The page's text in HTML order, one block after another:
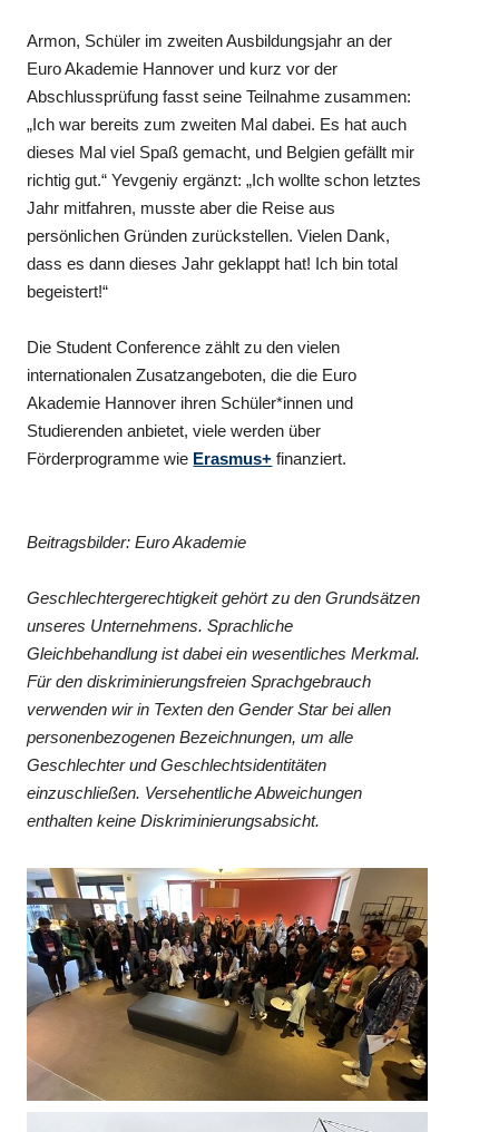
Armon, Schüler im zweiten Ausbildungsjahr an der
Euro Akademie Hannover und kurz vor der
Abschlussprüfung fasst seine Teilnahme zusammen:
„Ich war bereits zum zweiten Mal dabei. Es hat auch
dieses Mal viel Spaß gemacht, und Belgien gefällt mir
richtig gut.“ Yevgeniy ergänzt: „Ich wollte schon letztes
Jahr mitfahren, musste aber die Reise aus
persönlichen Gründen zurückstellen. Vielen Dank,
dass es dann dieses Jahr geklappt hat! Ich bin total
begeistert!“
Die Student Conference zählt zu den vielen
internationalen Zusatzangeboten, die die Euro
Akademie Hannover ihren Schüler*innen und
Studierenden anbietet, viele werden über
Förderprogramme wie Erasmus+ finanziert.
Beitragsbilder: Euro Akademie
Geschlechtergerechtigkeit gehört zu den Grundsätzen
unseres Unternehmens. Sprachliche
Gleichbehandlung ist dabei ein wesentliches Merkmal.
Für den diskriminierungsfreien Sprachgebrauch
verwenden wir in Texten den Gender Star bei allen
personenbezogenen Bezeichnungen, um alle
Geschlechter und Geschlechtsidentitäten
einzuschließen. Versehentliche Abweichungen
enthalten keine Diskriminierungsabsicht.